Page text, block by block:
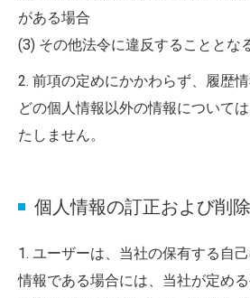
がある場合
(3) その他法令に違反することとな
2. 前項の定めにかかわらず、履歴
どの個人情報以外の情報について
たしません。
個人情報の訂正および削除
1. ユーザーは、当社の保有する自
情報である場合には、当社が定め